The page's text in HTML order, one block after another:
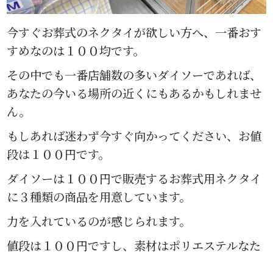
今すぐお葬式のネクタイが欲しい方へ、一番おす
すめなのは１００均です。
その中でも一番店舗数の多いダイソーであれば、
あなたの今いる場所の近くにもあるかもしれませ
ん。
もしあれば迷わず今すぐ向かってください、お値
段は１００円です。
ダイソーは１００円で販売するお葬式用ネクタイ
に３種類の商品を用意しています。
力を入れているのが感じられます。
値段は１００円ですし、素材はポリエステルなた